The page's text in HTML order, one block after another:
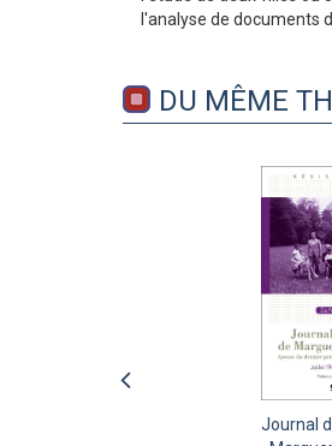
l'analyse de documents
DU MÊME
Journal
Journal